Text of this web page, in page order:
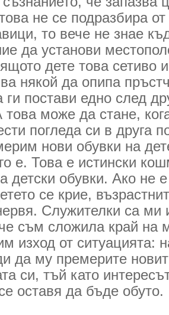
не се подразбира
то вече не знае
да установи
дете това
някой да опипа
ги постави едно след
може да стане,
погледа си в друга
нови обувки на
е. Това е истински
детски обувки. Ако не
се крие,
Служителки са ми
че съм сложила край на
изход от ситуацията:
да му премерите
си, тъй като
оставя да бъде обуто.